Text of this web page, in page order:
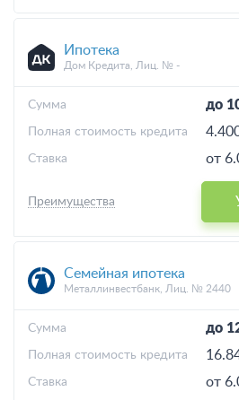
Ипотека
Дом Кредита, Лиц. № -
до
Cумма
Полная стоимость кредита
от
Ставка
Преимущества
Семейная ипотека
Металлинвестбанк, Лиц. № 2440
до
Cумма
Полная стоимость кредита
от
Ставка